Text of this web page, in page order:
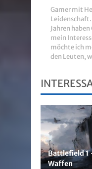
Gamer mit
Jahren
mein
möchte ich
den Leuten,
Battlefield 1
Waffen